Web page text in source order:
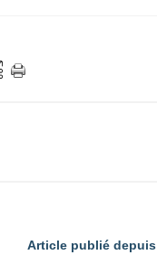
Article publié depuis